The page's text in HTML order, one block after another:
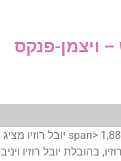
– ויצמן-פנקס
<span class="numV">מס' צפיות בפוסט:</span> 1,888 יובל רוזיו מציג
בהובלת יובל רוזיו ויניב